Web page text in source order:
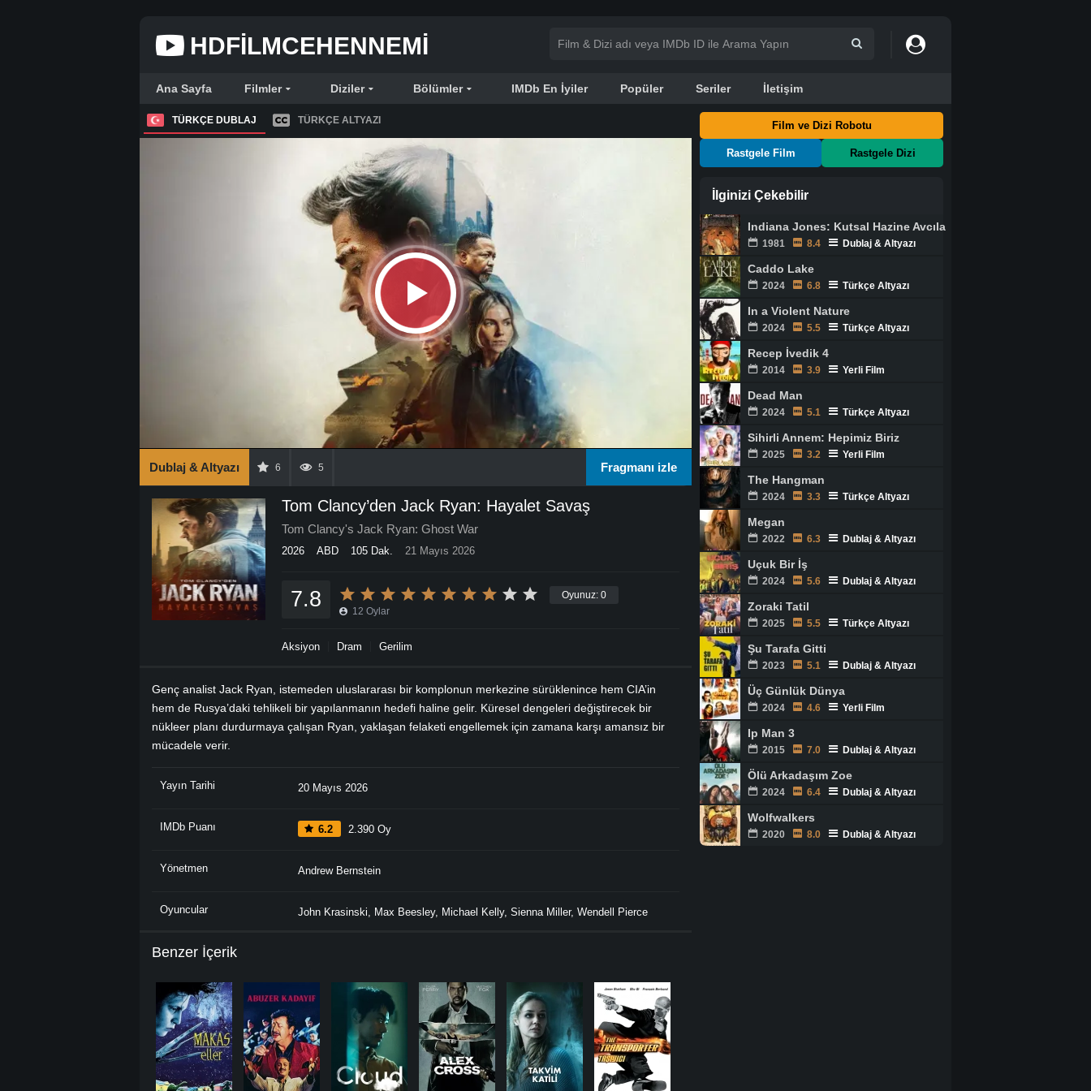
HDFILMCEHENNEMI
Ana Sayfa Filmler Diziler Bölümler IMDb En İyiler Popüler Seriler İletişim
TÜRKÇE DUBLAJ TÜRKÇE ALTYAZI
Dublaj & Altyazı 6 5 Fragmanı izle
Tom Clancy’den Jack Ryan: Hayalet Savaş
Tom Clancy's Jack Ryan: Ghost War
2026 ABD 105 Dak. 21 Mayıs 2026
Oyunuz: 0
7.8 12 Oylar
Aksiyon Dram Gerilim
Genç analist Jack Ryan, istemeden uluslararası bir komplonun merkezine sürüklenince hem CIA’in
hem de Rusya’daki tehlikeli bir yapılanmanın hedefi haline gelir. Küresel dengeleri değiştirecek bir
nükleer planı durdurmaya çalışan Ryan, yaklaşan felaketi engellemek için zamana karşı amansız bir
mücadele verir.
Yayın Tarihi 20 Mayıs 2026
IMDb Puanı 6.2 2.390 Oy
Yönetmen Andrew Bernstein
Oyuncular John Krasinski Max Beesley, Michael Kelly, Sienna Miller, Wendell Pierce
Benzer İçerik
Film ve Dizi Robotu
Rastgele Film Rastgele Dizi
İlginizi Çekebilir
Indiana Jones: Kutsal Hazine Avcıları
1981 8.4 Dublaj & Altyazı
Caddo Lake
2024 6.8 Türkçe Altyazı
In a Violent Nature
2024 5.5 Türkçe Altyazı
Recep İvedik 4
2014 3.9 Yerli Film
Dead Man
2024 5.1 Türkçe Altyazı
Sihirli Annem: Hepimiz Biriz
2025 3.2 Yerli Film
The Hangman
2024 3.3 Türkçe Altyazı
Megan
2022 6.3 Dublaj & Altyazı
Uçuk Bir İş
2024 5.6 Dublaj & Altyazı
Zoraki Tatil
2025 5.5 Türkçe Altyazı
Şu Tarafa Gitti
2023 5.1 Dublaj & Altyazı
Üç Günlük Dünya
2024 4.6 Yerli Film
Ip Man 3
2015 7.0 Dublaj & Altyazı
Ölü Arkadaşım Zoe
2024 6.4 Dublaj & Altyazı
Wolfwalkers
2020 8.0 Dublaj & Altyazı